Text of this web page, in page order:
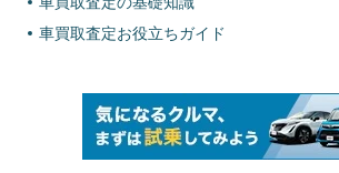
車買取査定お役立ちガイド